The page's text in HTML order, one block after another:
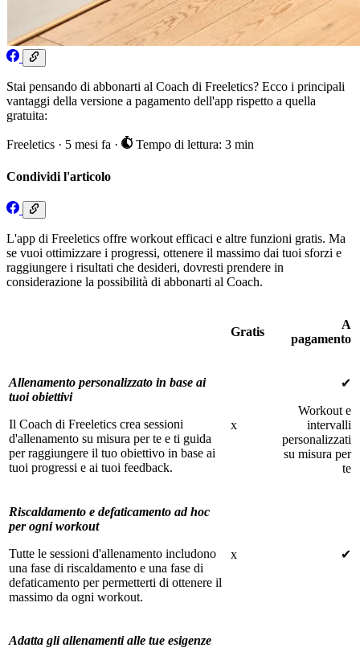
Stai pensando di abbonarti al Coach di Freeletics? Ecco i principali
vantaggi della versione a pagamento dell'app rispetto a quella
gratuita:
Freeletics · 5 mesi fa · Tempo di lettura: 3 min
Condividi l'articolo
L'app di Freeletics offre workout efficaci e altre funzioni gratis. Ma
se vuoi ottimizzare i progressi, ottenere il massimo dai tuoi sforzi e
raggiungere i risultati che desideri, dovresti prendere in
considerazione la possibilità di abbonarti al Coach.
Gratis
A
pagamento
Allenamento personalizzato in base ai
tuoi obiettivi
Il Coach di Freeletics crea sessioni
d'allenamento su misura per te e ti guida
per raggiungere il tuo obiettivo in base ai
tuoi progressi e ai tuoi feedback.
x
✔
Workout e
intervalli
personalizzati
su misura per
te
Riscaldamento e defaticamento ad hoc
per ogni workout
Tutte le sessioni d'allenamento includono
una fase di riscaldamento e una fase di
defaticamento per permetterti di ottenere il
massimo da ogni workout.
x ✔
Adatta gli allenamenti alle tue esigenze